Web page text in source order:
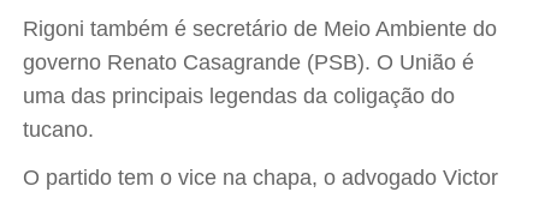
Rigoni também é secretário de Meio Ambiente do
governo Renato Casagrande (PSB). O União é
uma das principais legendas da coligação do
tucano.
O partido tem o vice na chapa, o advogado Victor